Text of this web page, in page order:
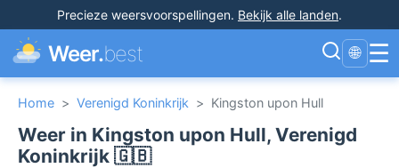
Precieze weersvoorspellingen. Bekijk alle landen.
Weer.best 🌐 ☰
Home > Verenigd Koninkrijk > Kingston upon Hull
Weer in Kingston upon Hull, Verenigd
Koninkrijk 🇬🇧